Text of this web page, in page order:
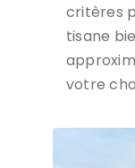
critères
tisane
votre